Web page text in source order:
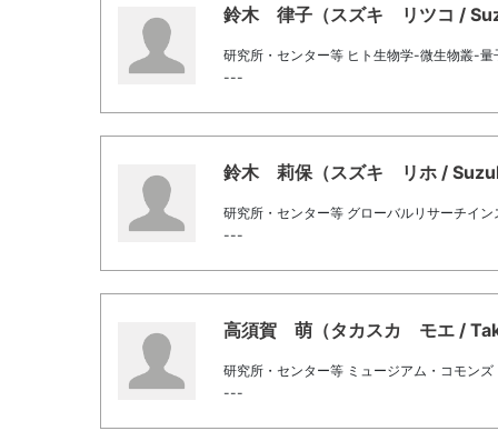
鈴木 律子（スズキ リツコ /
研究所・センター等 ヒト生物学-微生物叢-量
---
鈴木 莉保（スズキ リホ /
研究所・センター等 グローバルリサーチイ
---
高須賀 萌（タカスカ モエ /
研究所・センター等 ミュージアム・コモンズ
---